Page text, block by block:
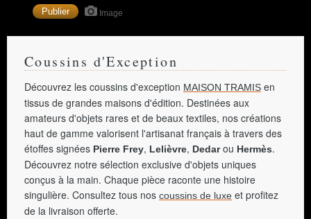
Image
Coussins d'Exception
Découvrez les coussins d'exception MAISON TRAMIS en
tissus de grandes maisons d'édition. Destinées aux
amateurs d'objets rares et de beaux textiles, nos créations
haut de gamme valorisent l'artisanat français à travers des
étoffes signées Pierre Frey, Lelièvre, Dedarou Hermès.
Découvrez notre sélection exclusive d'objets uniques
conçus à la main. Chaque pièce raconte une histoire
singulière. Consultez tous nos coussins de luxe et profitez
de la livraison offerte.